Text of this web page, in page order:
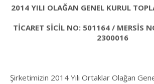
2014 YILI OLAĞAN GENEL KURUL
TİCARET SİCİL NO: 501164 / MERSİS
2300016
Şirketimizin 2014 Yılı Ortaklar Olağan